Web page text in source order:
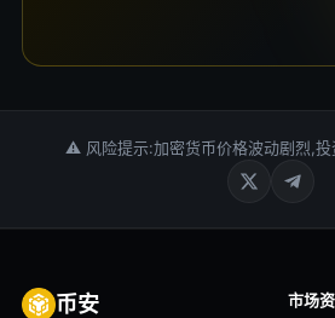
⚠ 风险提示:加密货币价格波动剧烈,
币安 市场